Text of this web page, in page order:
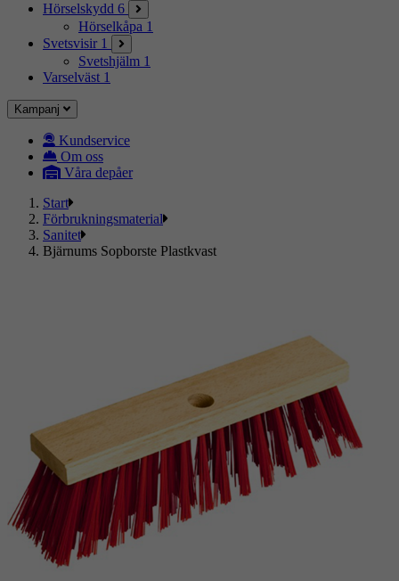
Hörselskydd 6
Hörselkåpa 1
Svetsvisir 1
Svetshjälm 1
Varselväst 1
Kampanj
Kundservice
Om oss
Våra depåer
Start
Förbrukningsmaterial
Sanitet
Bjärnums Sopborste Plastkvast